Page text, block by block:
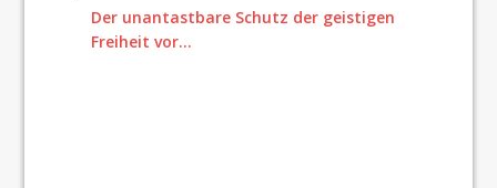
Der unantastbare Schutz der geistigen
Freiheit vor…